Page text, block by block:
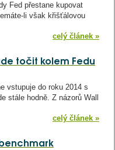
Fed přestane kupovat
li však křišťálovou
celý článek »
točit kolem Fedu
vstupuje do roku 2014 s
stále hodně. Z názorů Wall
celý článek »